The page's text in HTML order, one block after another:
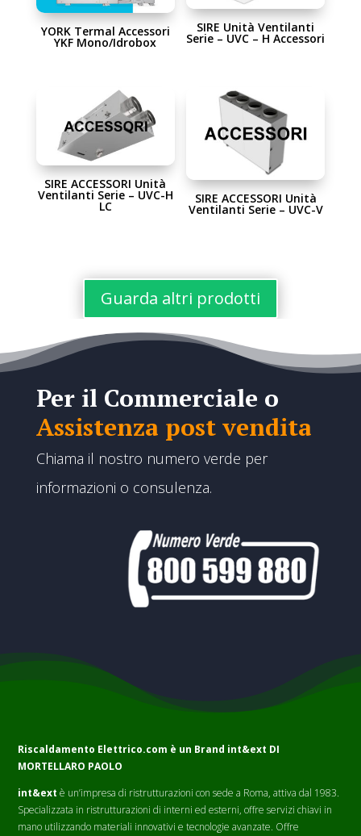
YORK Termal Accessori
YKF Mono/Idrobox
SIRE Unità Ventilanti
Serie – UVC – H Accessori
SIRE ACCESSORI Unità
Ventilanti Serie – UVC-H
LC
SIRE ACCESSORI Unità
Ventilanti Serie – UVC-V
Guarda altri prodotti
Per il Commerciale o
Assistenza post vendita
Chiama il nostro numero verde per
informazioni o consulenza.
Riscaldamento Elettrico.com è un Brand int&ext DI
MORTELLARO PAOLO
int&ext è un’impresa di ristrutturazioni con sede a Roma, attiva dal 1983.
Specializzata in ristrutturazioni di interni ed esterni, offre servizi chiavi in
mano utilizzando materiali innovativi e tecnologie avanzate. Offre